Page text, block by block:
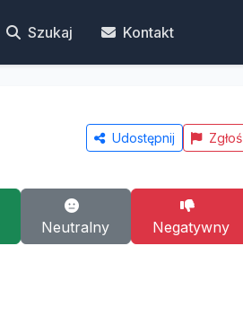
Szukaj Kontakt
Udostępnij Zgłoś
Neutralny Negatywny